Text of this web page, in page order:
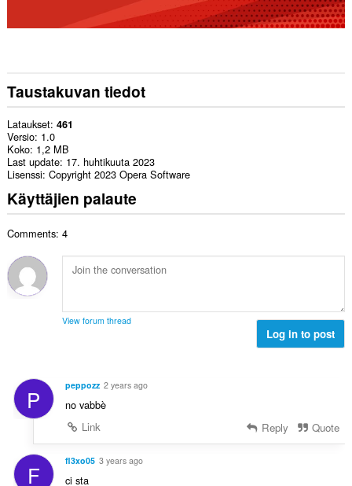
Taustakuvan tiedot
Lataukset 461
Versio 1.0
Koko 1,2 MB
Last update 17. huhtikuuta 2023
Lisenssi Copyright 2023 Opera Software
Käyttäjien palaute
Comments: 4
View forum thread
Log in to post
P peppozz 2 years ago
no vabbè
Link
Reply Quote
F fl3xo05 3 years ago
ci sta